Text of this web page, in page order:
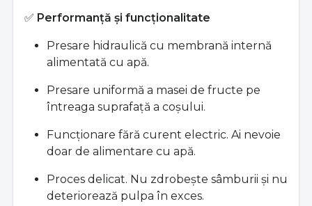
✅ Performanță și funcționalitate
Presare hidraulică cu membrană internă
alimentată cu apă.
Presare uniformă a masei de fructe pe
întreaga suprafață a coșului.
Funcționare fără curent electric. Ai nevoie
doar de alimentare cu apă.
Proces delicat. Nu zdrobește sâmburii și nu
deteriorează pulpa în exces.